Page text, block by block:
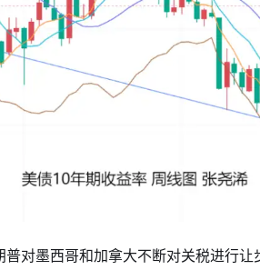
普对墨西哥和加拿大不断对关税进行